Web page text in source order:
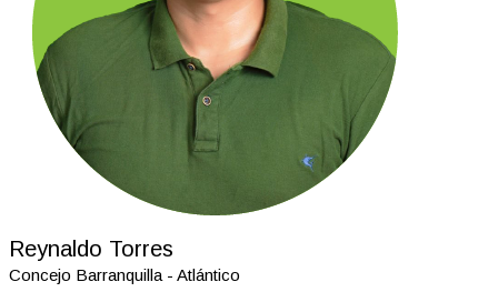
Reynaldo Torres
Concejo Barranquilla - Atlántico